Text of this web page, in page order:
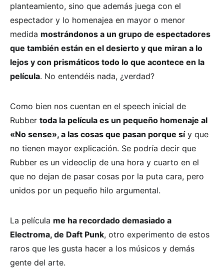
planteamiento, sino que además juega con el
espectador y lo homenajea en mayor o menor
medida mostrándonos a un grupo de espectadores
que también están en el desierto y que miran a lo
lejos y con prismáticos todo lo que acontece en la
película. No entendéis nada, ¿verdad?
Como bien nos cuentan en el speech inicial de
Rubber toda la película es un pequeño homenaje al
«No sense», a las cosas que pasan porque síy que
no tienen mayor explicación. Se podría decir que
Rubber es un videoclip de una hora y cuarto en el
que no dejan de pasar cosas por la puta cara, pero
unidos por un pequeño hilo argumental.
La película me ha recordado demasiado a
Electroma, de Daft Punk, otro experimento de estos
raros que les gusta hacer a los músicos y demás
gente del arte.